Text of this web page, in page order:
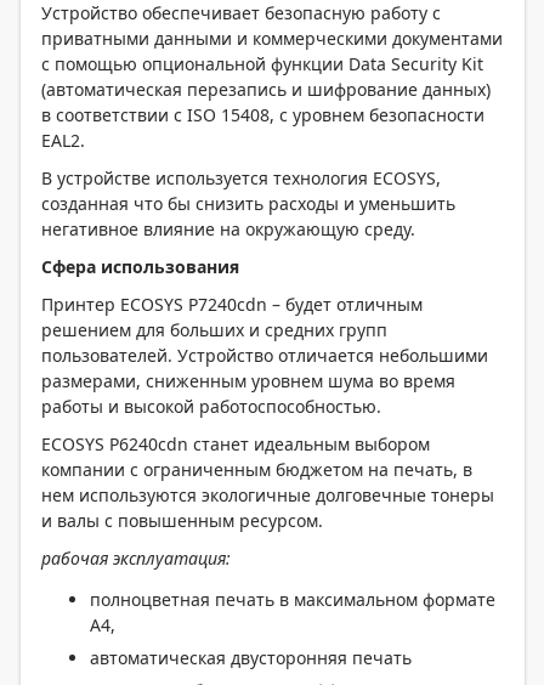
Устройство обеспечивает безопасную работу с
приватными данными и коммерческими документами
с помощью опциональной функции Data Security Kit
(автоматическая перезапись и шифрование данных)
в соответствии с ISO 15408, с уровнем безопасности
EAL2.
В устройстве используется технология ECOSYS,
созданная что бы снизить расходы и уменьшить
негативное влияние на окружающую среду.
Сфера использования
Принтер ECOSYS P7240cdn – будет отличным
решением для больших и средних групп
пользователей. Устройство отличается небольшими
размерами, сниженным уровнем шума во время
работы и высокой работоспособностью.
ECOSYS P6240cdn станет идеальным выбором
компании с ограниченным бюджетом на печать, в
нем используются экологичные долговечные тонеры
и валы с повышенным ресурсом.
рабочая эксплуатация:
полноцветная печать в максимальном формате
А4,
автоматическая двусторонняя печать